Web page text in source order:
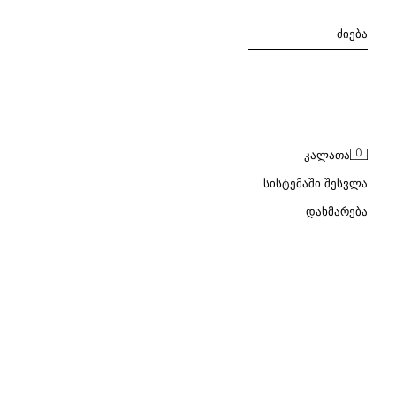
ᲫᲘᲔᲑᲐ
ᲙᲐᲚᲐᲗᲐ 0
ᲡᲘᲡᲢᲔᲛᲐᲨᲘ ᲨᲔᲡᲕᲚᲐ
ᲓᲐᲮᲛᲐᲠᲔᲑᲐ